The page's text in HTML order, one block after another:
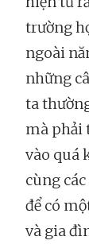
trường
ngoài
những
ta
mà phải
vào quá
cùng
để có
và gia